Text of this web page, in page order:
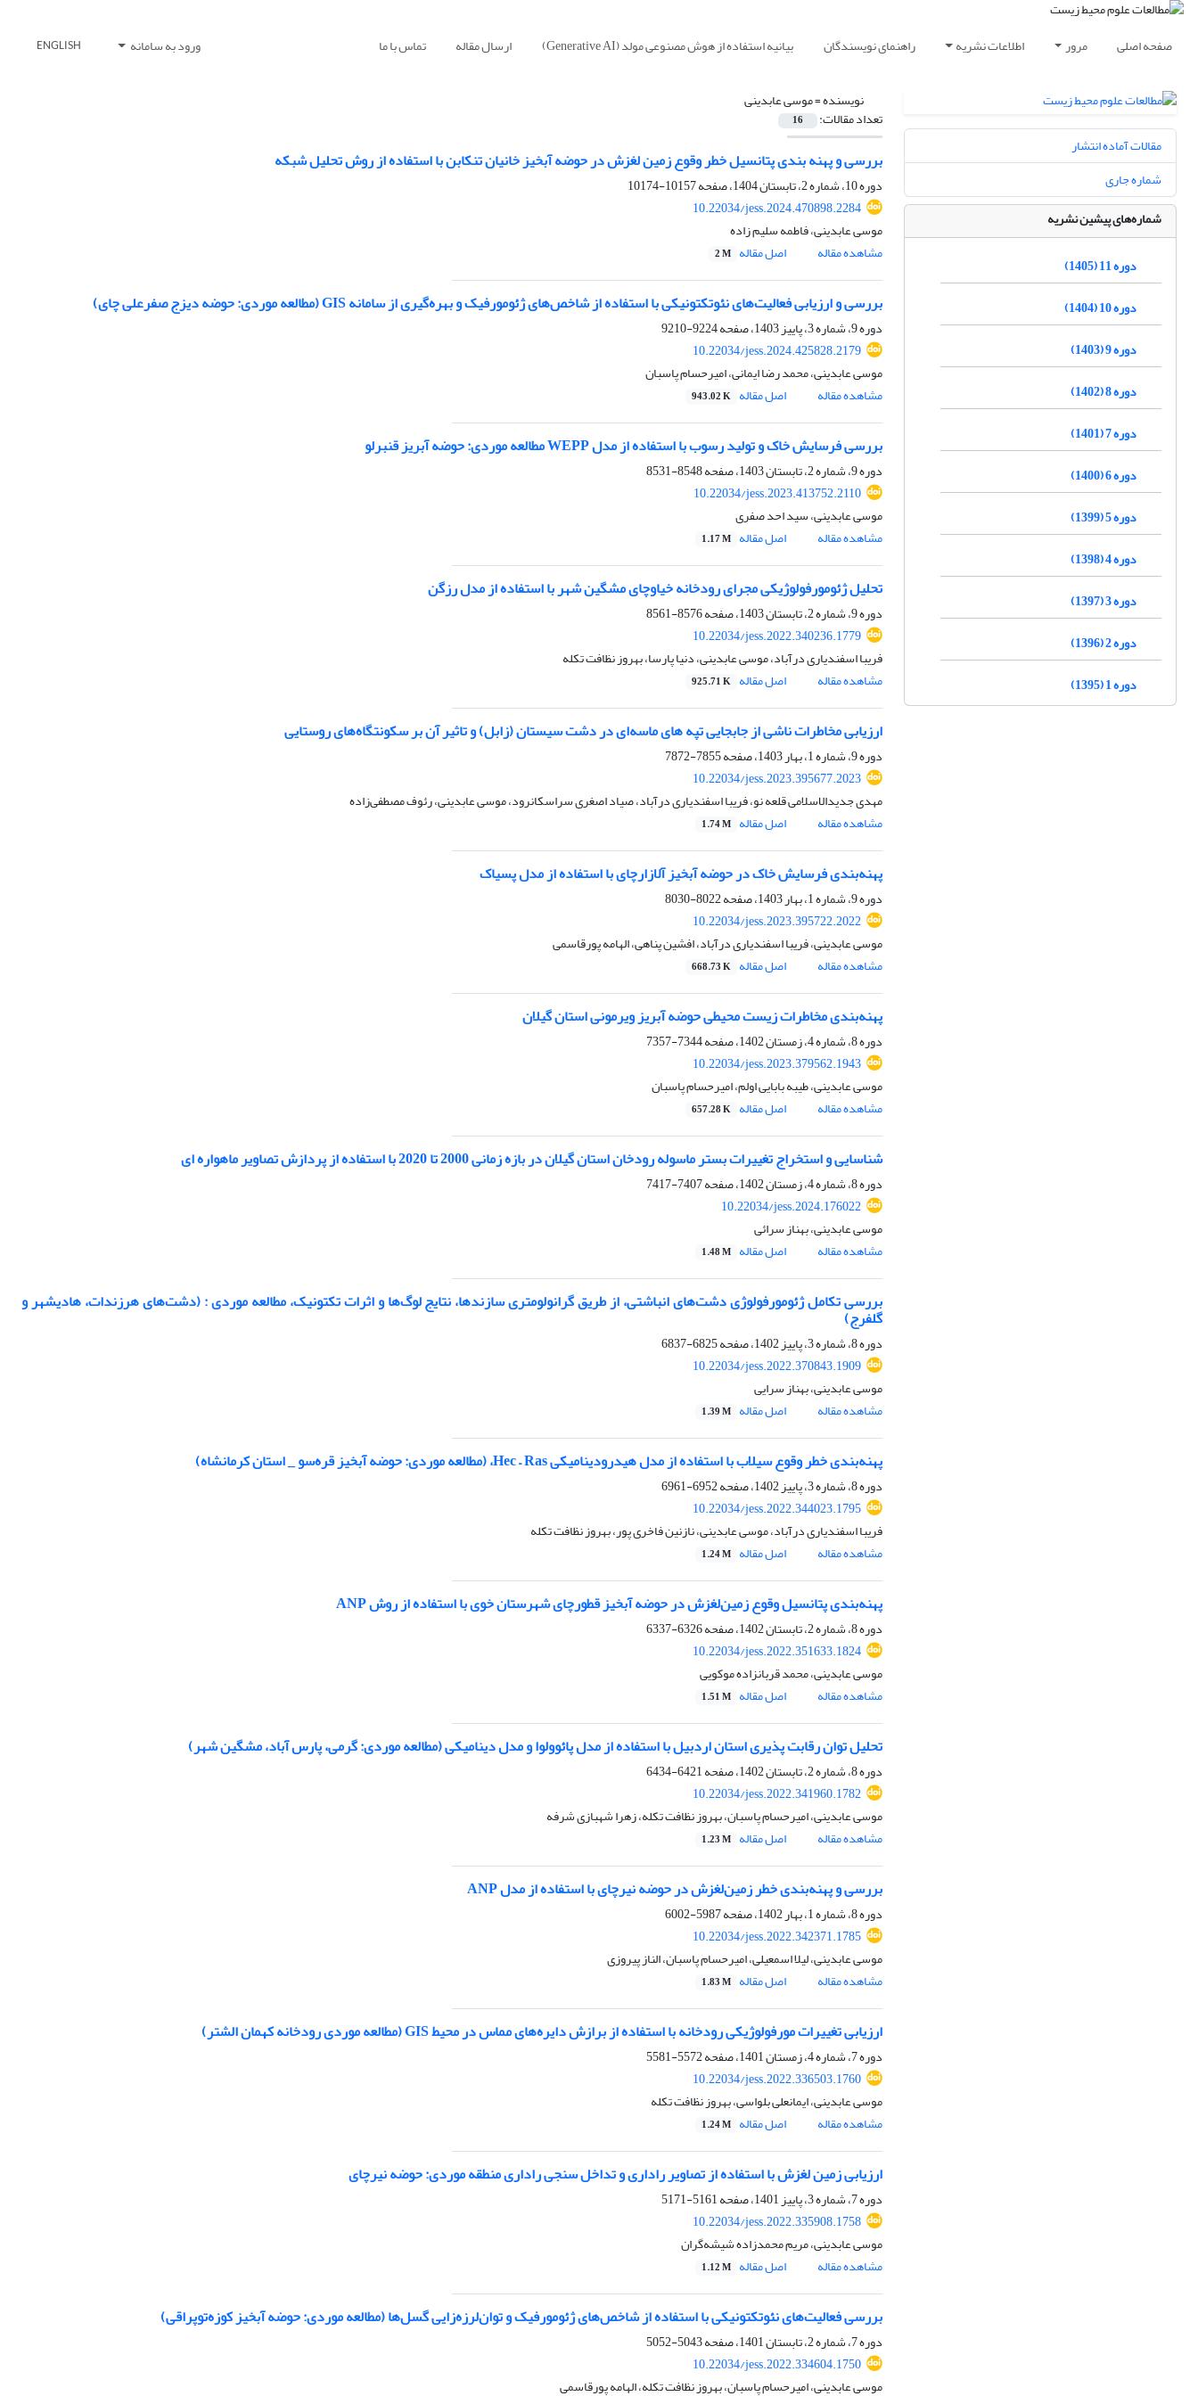
صفحه اصلی مرور اطلاعات نشریه راهنمای نویسندگان بیانیه استفاده از هوش مصنوعی مولد (Generative AI) ارسال مقاله تماس با ما ورود به سامانه ENGLISH
نویسنده =موسی عابدینی
تعداد مقالات: 16
بررسی و پهنه بندی پتانسیل خطر وقوع زمین لغزش در حوضه آبخیز خانیان تنکابن با استفاده از روش تحلیل شبکه
دوره 10، شماره 2، تابستان 1404، صفحه
10157-10174
10.22034/jess.2024.470898.2284
موسی عابدینی، فاطمه سلیم زاده
مشاهده مقاله
اصل مقاله 2 M
بررسی و ارزیابی فعالیت‌های نئوتکتونیکی با استفاده از شاخص‌های ژئومورفیک و بهره‌گیری از سامانه GIS (مطالعه موردی: حوضه دیزج صفرعلی چای)
دوره 9، شماره 3، پاییز 1403، صفحه
9224-9210
10.22034/jess.2024.425828.2179
موسی عابدینی، محمد رضا ایمانی، امیرحسام پاسبان
مشاهده مقاله
اصل مقاله 943.02 K
بررسی فرسایش خاک و تولید رسوب با استفاده از مدل WEPP مطالعه موردی: حوضه آبریز قنبرلو
دوره 9، شماره 2، تابستان 1403، صفحه
8548-8531
10.22034/jess.2023.413752.2110
موسی عابدینی، سید احد صفری
مشاهده مقاله
اصل مقاله 1.17 M
تحلیل ژئومورفولوژیکی مجرای رودخانه خیاوچای مشگین شهر با استفاده از مدل رزگن
دوره 9، شماره 2، تابستان 1403، صفحه
8576-8561
10.22034/jess.2022.340236.1779
فریبا اسفندیاری درآباد، موسی عابدینی، دنیا پارسا، بهروز نظافت تکله
مشاهده مقاله
اصل مقاله 925.71 K
ارزیابی مخاطرات ناشی از جابجایی تپه های ماسه‌ای در دشت سیستان (زابل) و تاثیر آن بر سکونتگاه‌های روستایی
دوره 9، شماره 1، بهار 1403، صفحه
7855-7872
10.22034/jess.2023.395677.2023
مهدی جدیدالاسلامی قلعه نو، فریبا اسفندیاری درآباد، صیاد اصغری سراسکانرود، موسی عابدینی، رئوف مصطفی‌زاده
مشاهده مقاله
اصل مقاله 1.74 M
پهنه‌بندی فرسایش خاک در حوضه آبخیز آلازارچای با استفاده از مدل پسیاک
دوره 9، شماره 1، بهار 1403، صفحه
8022-8030
10.22034/jess.2023.395722.2022
موسی عابدینی، فریبا اسفندیاری درآباد، افشین پناهی، الهامه پورقاسمی
مشاهده مقاله
اصل مقاله 668.73 K
پهنه‌بندی مخاطرات زیست محیطی حوضه آبریز ویرمونی استان گیلان
دوره 8، شماره 4، زمستان 1402، صفحه
7344-7357
10.22034/jess.2023.379562.1943
موسی عابدینی، طیبه بابایی اولم، امیرحسام پاسبان
مشاهده مقاله
اصل مقاله 657.28 K
شناسایی و استخراج تغییرات بستر ماسوله رودخان استان گیلان در بازه زمانی 2000 تا 2020 با استفاده از پردازش تصاویر ماهواره ای
دوره 8، شماره 4، زمستان 1402، صفحه
7407-7417
10.22034/jess.2024.176022
موسی عابدینی، بهناز سرائی
مشاهده مقاله
اصل مقاله 1.48 M
بررسی تکامل ژئومورفولوژی دشت‌های انباشتی، از طریق گرانولومتری سازند‌ها، نتایج لوگ‌ها و اثرات تکتونیک، مطالعه موردی : (دشت‌های هرزندات، هادیشهر و
گلفرج)
دوره 8، شماره 3، پاییز 1402، صفحه
6825-6837
10.22034/jess.2022.370843.1909
موسی عابدینی، بهناز سرایی
مشاهده مقاله
اصل مقاله 1.39 M
پهنه‌بندی خطر وقوع سیلاب با استفاده از مدل هیدرودینامیکی Hec – Ras، (مطالعه موردی: حوضه آبخیز قره‌سو _ استان کرمانشاه)
دوره 8، شماره 3، پاییز 1402، صفحه
6952-6961
10.22034/jess.2022.344023.1795
فریبا اسفندیاری درآباد، موسی عابدینی، نازنین فاخری پور، بهروز نظافت تکله
مشاهده مقاله
اصل مقاله 1.24 M
پهنه‌بندی پتانسیل وقوع زمین‌لغزش در حوضه آبخیز قطورچای شهرستان خوی با استفاده از روش ANP
دوره 8، شماره 2، تابستان 1402، صفحه
6326-6337
10.22034/jess.2022.351633.1824
موسی عابدینی، محمد قربانزاده موکویی
مشاهده مقاله
اصل مقاله 1.51 M
تحلیل توان رقابت پذیری استان اردبیل با استفاده از مدل پائوولوا و مدل دینامیکی (مطالعه موردی: گرمی، پارس آباد، مشگین شهر)
دوره 8، شماره 2، تابستان 1402، صفحه
6421-6434
10.22034/jess.2022.341960.1782
موسی عابدینی، امیرحسام پاسبان، بهروز نظافت تکله، زهرا شهبازی شرفه
مشاهده مقاله
اصل مقاله 1.23 M
بررسی و پهنه‌بندی خطر زمین‌لغزش در حوضه نیرچای با استفاده از مدل ANP
دوره 8، شماره 1، بهار 1402، صفحه
5987-6002
10.22034/jess.2022.342371.1785
موسی عابدینی، لیلا اسمعیلی، امیرحسام پاسبان، الناز پیروزی
مشاهده مقاله
اصل مقاله 1.83 M
ارزیابی تغییرات مورفولوژیکی رودخانه با استفاده از برازش دایره‌های مماس در محیط GIS (مطالعه موردی رودخانه کهمان الشتر)
دوره 7، شماره 4، زمستان 1401، صفحه
5572-5581
10.22034/jess.2022.336503.1760
موسی عابدینی، ایمانعلی بلواسی، بهروز نظافت تکله
مشاهده مقاله
اصل مقاله 1.24 M
ارزیابی زمین لغزش با استفاده از تصاویر راداری و تداخل سنجی راداری منطقه موردی: حوضه نیرچای
دوره 7، شماره 3، پاییز 1401، صفحه
5161-5171
10.22034/jess.2022.335908.1758
موسی عابدینی، مریم محمدزاده شیشه‌گران
مشاهده مقاله
اصل مقاله 1.12 M
بررسی فعالیت‌های نئوتکتونیکی با استفاده از شاخص‌های ژئومورفیک و توان‌لرزه‌زایی گسل‌ها (مطالعه موردی: حوضه آبخیز کوزه‌توپراقی)
دوره 7، شماره 2، تابستان 1401، صفحه
5043-5052
10.22034/jess.2022.334604.1750
موسی عابدینی، امیرحسام پاسبان، بهروز نظافت تکله، الهامه پورقاسمی
مقالات آماده انتشار
شماره جاری
شماره‌های پیشین نشریه
دوره 11 (1405)
دوره 10 (1404)
دوره 9 (1403)
دوره 8 (1402)
دوره 7 (1401)
دوره 6 (1400)
دوره 5 (1399)
دوره 4 (1398)
دوره 3 (1397)
دوره 2 (1396)
دوره 1 (1395)